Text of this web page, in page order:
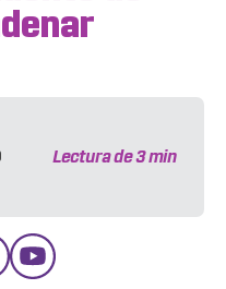
Lectura de3min